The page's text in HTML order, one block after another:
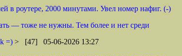
в роутере, 2000 минутами. Увел номер нафиг. (-)
— тоже не нужны. Тем более и нет среди
=) > [47] 05-06-2026 13:27